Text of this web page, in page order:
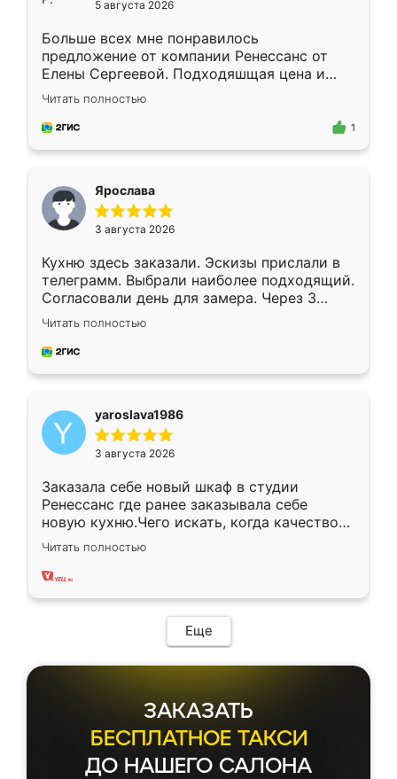
5 августа 2026
Больше всех мне понравилось
предложение от компании Ренессанс от
Елены Сергеевой. Подходяшщая цена и
короткие сроки изготовления. Приехавший
для замера сотрудник Владислав
предложил по моему эскизу самый
Читать полностью
1
Ярослава
3 августа 2026
Кухню здесь заказали. Эскизы прислали в
телеграмм. Выбрали наиболее подходящий.
Согласовали день для замера. Через 3
недели кухня была уже готова. Остались
довольны работой. Спасибо Ренессанс
мебель за качественную работу!
Читать полностью
yaroslava1986
3 августа 2026
Заказала себе новый шкаф в студии
Ренессанс где ранее заказывала себе
новую кухню.Чего искать, когда качеством
вполне довольна. Служит кухня уже почти
два года, нареканий нет.
Читать полностью
Еще
ЗАКАЗАТЬ
БЕСПЛАТНОЕ ТАКСИ
ДО НАШЕГО САЛОНА